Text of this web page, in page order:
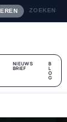
ZOEKEN
NIEUWS
BRIEF
B
L
O
G